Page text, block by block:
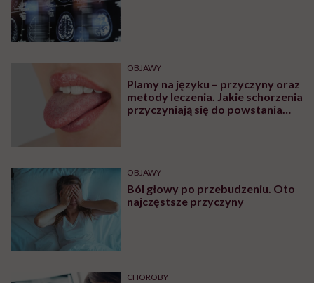
OBJAWY
Plamy na języku – przyczyny oraz
metody leczenia. Jakie schorzenia
przyczyniają się do powstania
OBJAWY
Ból głowy po przebudzeniu. Oto
najczęstsze przyczyny
CHOROBY